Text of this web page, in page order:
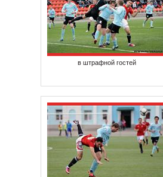
в штрафной гостей